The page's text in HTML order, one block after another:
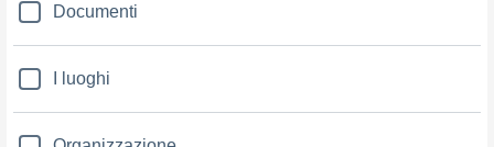
Documenti
I luoghi